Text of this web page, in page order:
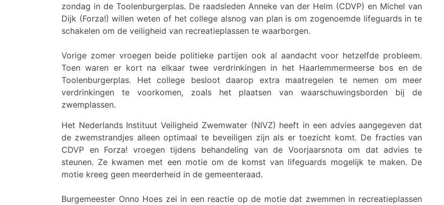
zondag in de Toolenburgerplas. De raadsleden Anneke van der Helm (CDVP) en Michel van
Dijk (Forza!) willen weten of het college alsnog van plan is om zogenoemde lifeguards in te
schakelen om de veiligheid van recreatieplassen te waarborgen.
Vorige zomer vroegen beide politieke partijen ook al aandacht voor hetzelfde probleem.
Toen waren er kort na elkaar twee verdrinkingen in het Haarlemmermeerse bos en de
Toolenburgerplas. Het college besloot daarop extra maatregelen te nemen om meer
verdrinkingen te voorkomen, zoals het plaatsen van waarschuwingsborden bij de
zwemplassen.
Het Nederlands Instituut Veiligheid Zwemwater (NIVZ) heeft in een advies aangegeven dat
de zwemstrandjes alleen optimaal te beveiligen zijn als er toezicht komt. De fracties van
CDVP en Forza! vroegen tijdens behandeling van de Voorjaarsnota om dat advies te
steunen. Ze kwamen met een motie om de komst van lifeguards mogelijk te maken. De
motie kreeg geen meerderheid in de gemeenteraad.
Burgemeester Onno Hoes zei in een reactie op de motie dat zwemmen in recreatieplassen